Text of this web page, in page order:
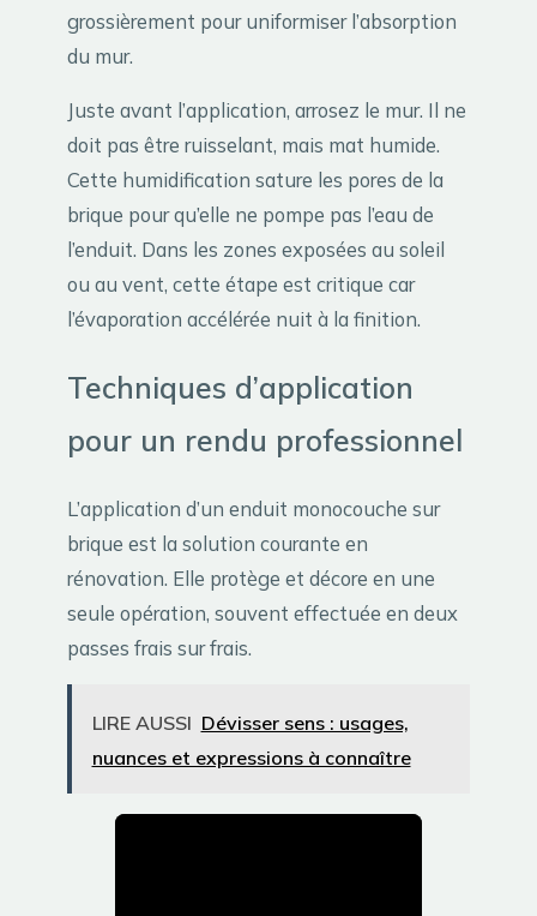
grossièrement pour uniformiser l’absorption
du mur.
Juste avant l’application, arrosez le mur. Il ne
doit pas être ruisselant, mais mat humide.
Cette humidification sature les pores de la
brique pour qu’elle ne pompe pas l’eau de
l’enduit. Dans les zones exposées au soleil
ou au vent, cette étape est critique car
l’évaporation accélérée nuit à la finition.
Techniques d’application
pour un rendu professionnel
L’application d’un enduit monocouche sur
brique est la solution courante en
rénovation. Elle protège et décore en une
seule opération, souvent effectuée en deux
passes frais sur frais.
LIRE AUSSI Dévisser sens : usages,
nuances et expressions à connaître